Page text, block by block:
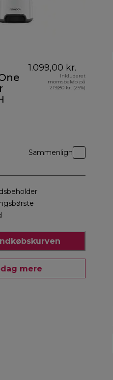
1.099,00 kr.
Inkluderet
momsbeløb på
219,80 kr. (25%)
Sammenlign
mere